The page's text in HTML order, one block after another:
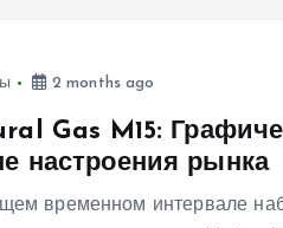
2 months ago
Gas M15:
настроения рынка
временном интервале